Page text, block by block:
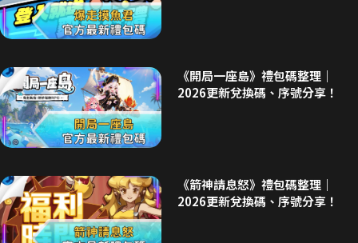
《開局一座島》禮包碼整理｜
2026更新兌換碼、序號分享！
《箭神請息怒》禮包碼整理｜
2026更新兌換碼、序號分享！